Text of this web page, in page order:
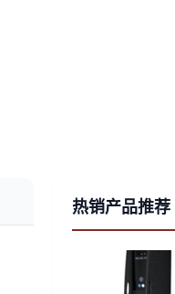
热销产品推荐